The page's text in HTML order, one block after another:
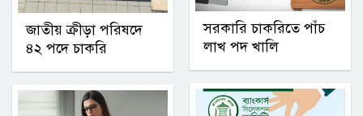
জাতীয় ক্রীড়া পরিষদে
৪২ পদে চাকরি
সরকারি চাকরিতে পাঁচ
লাখ পদ খালি